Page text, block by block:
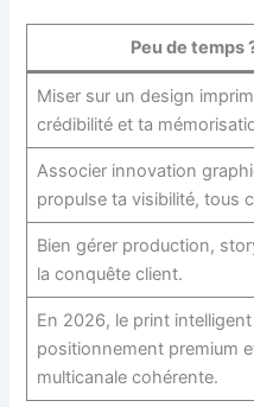
Peu de temps
Miser sur un design
crédibilité et ta
Associer innovation
propulse ta visibilité, tous
Bien gérer production,
la conquête client.
En 2026, le print
positionnement premium
multicanale cohérente.